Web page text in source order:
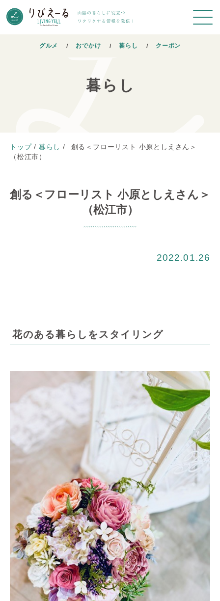
グルメ おでかけ 暮らし クーポン
暮らし
トップ / 暮らし /
創る＜フローリスト 小原としえさん＞
（松江市）
創る＜フローリスト 小原としえさん＞
（松江市）
2022.01.26
花のある暮らしをスタイリング